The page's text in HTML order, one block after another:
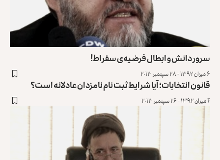
سرور دانش و ابطال فرضیه‌ی سقراط!
۶ میزان ۱۳۹۲ - ۲۸ سپتمبر ۲۰۱۳
قانون انتخابات؛ آیا شرایط ثبت نام نامزدان عادلانه است؟
۴ میزان ۱۳۹۲ - ۲۶ سپتمبر ۲۰۱۳